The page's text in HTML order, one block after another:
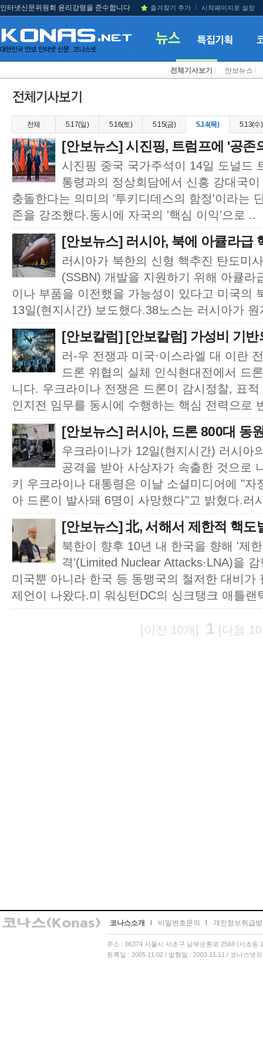
인터넷신문위원회 윤리강령을 준수합니다 즐겨찾기 추가 시작페이지로 설정
전체기사보기 안보뉴스
전체 5.17(일) 5.16(토) 5.15(금) 5.14(목) 5.13(수)
[안보뉴스] 시진핑, 트럼프에 '공
시진핑 중국 국가주석이 14일 도널드
통령과의 정상회담에서 신흥 강대국
충돌한다는 의미의 '투키디데스의 함정'이라는
존을 강조했다.동시에 자국의 '핵심 이익'으로 ..
[안보뉴스] 러시아, 북에 아큘라급
러시아가 북한의 신형 핵추진 탄도미
(SSBN) 개발을 지원하기 위해 아큘라
이나 부품을 이전했을 가능성이 있다고 미국의
13일(현지시간) 보도했다.38노스는 러시아가
[안보칼럼] [안보칼럼] 가성비 기반
러-우 전쟁과 미국·이스라엘 대 이란
드론 위협의 실체 인식현대전에서 드
니다. 우크라이나 전쟁은 드론이 감시정찰, 표
인지전 임무를 동시에 수행하는 핵심 전력으로
[안보뉴스] 러시아, 드론 800대 동
우크라이나가 12일(현지시간) 러시아
공격을 받아 사상자가 속출한 것으로
키 우크라이나 대통령은 이날 소셜미디어에 "자
아 드론이 발사돼 6명이 사망했다"고 밝혔다.러
[안보뉴스] 北, 서해서 제한적 핵
북한이 향후 10년 내 한국을 향해 '제
격'(Limited Nuclear Attacks·LNA)을
미국뿐 아니라 한국 등 동맹국의 철저한 대비가
제언이 나왔다.미 워싱턴DC의 싱크탱크 애틀랜
[이전 10개] 1 [다음
코나스소개 비밀번호문의 개인정보취급
주소 : 06374 서울시 서초구 남부순환로 2569 (서초
등록일 : 2005.11.02 / 발행일 : 2003.11.11 / 코나스넷